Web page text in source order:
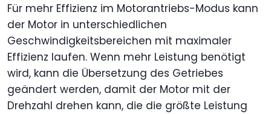
Für mehr Effizienz im Motorantriebs-Modus kann
der Motor in unterschiedlichen
Geschwindigkeitsbereichen mit maximaler
Effizienz laufen. Wenn mehr Leistung benötigt
wird, kann die Übersetzung des Getriebes
geändert werden, damit der Motor mit der
Drehzahl drehen kann, die die größte Leistung